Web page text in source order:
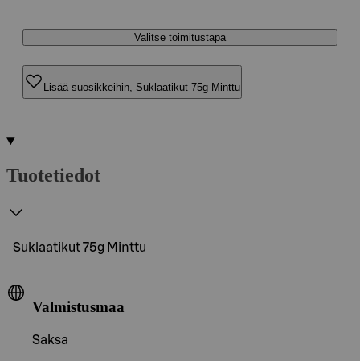
Valitse toimitustapa
Lisää suosikkeihin, Suklaatikut 75g Minttu
Tuotetiedot
Suklaatikut 75g Minttu
Valmistusmaa
Saksa